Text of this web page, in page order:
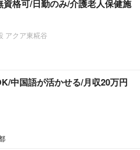
資格可/日勤のみ/介護老人保健施
アクア東糀谷
中国語が活かせる/月収20万円